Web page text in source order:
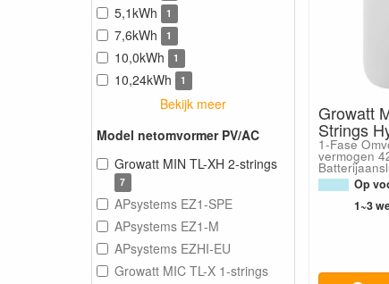
5,1kWh 1
7,6kWh 1
10,0kWh 1
10,24kWh 1
Bekijk meer
Model netomvormer PV/AC
Growatt MIN TL-XH 2-strings
7
APsystems EZ1-SPE
APsystems EZ1-M
APsystems EZHI-EU
Growatt MIC TL-X 1-strings
Growatt
Strings
1-Fase
vermogen
Op
1~3